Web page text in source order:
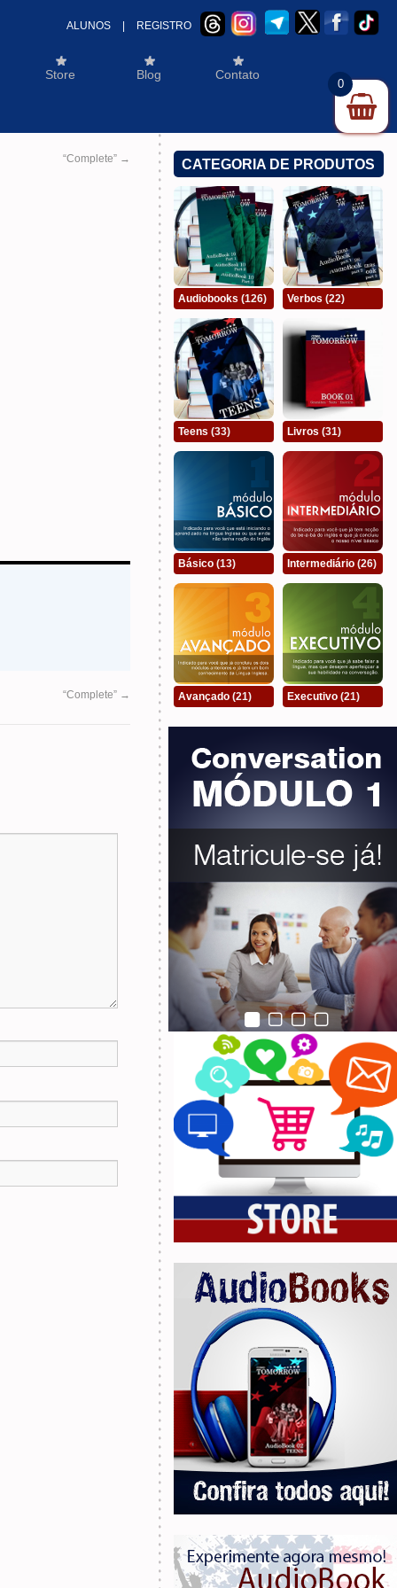
ALUNOS REGISTRO
Store Blog Contato
“Complete” →
“Complete” →
CATEGORIA DE PRODUTOS
Audiobooks (126) Verbos (22)
Teens (33) Livros (31)
Básico (13) Intermediário (26)
Avançado (21) Executivo (21)
0